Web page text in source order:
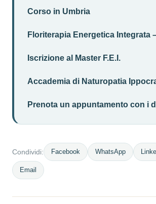
Corso in Umbria
Floriterapia Energetica Integrata
Iscrizione al Master F.E.I.
Accademia di Naturopatia
Prenota un appuntamento con i
Condividi: Facebook WhatsApp
Email